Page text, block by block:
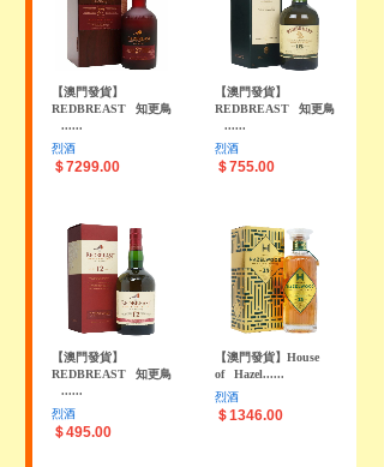
【澳門發貨】
REDBREAST
知更鳥
......
烈酒
＄7299.00
【澳門發貨】
REDBREAST
知更鳥
......
烈酒
＄755.00
【澳門發貨】
REDBREAST
知更鳥
......
烈酒
＄495.00
【澳門發貨】House
of
Hazel......
烈酒
＄1346.00